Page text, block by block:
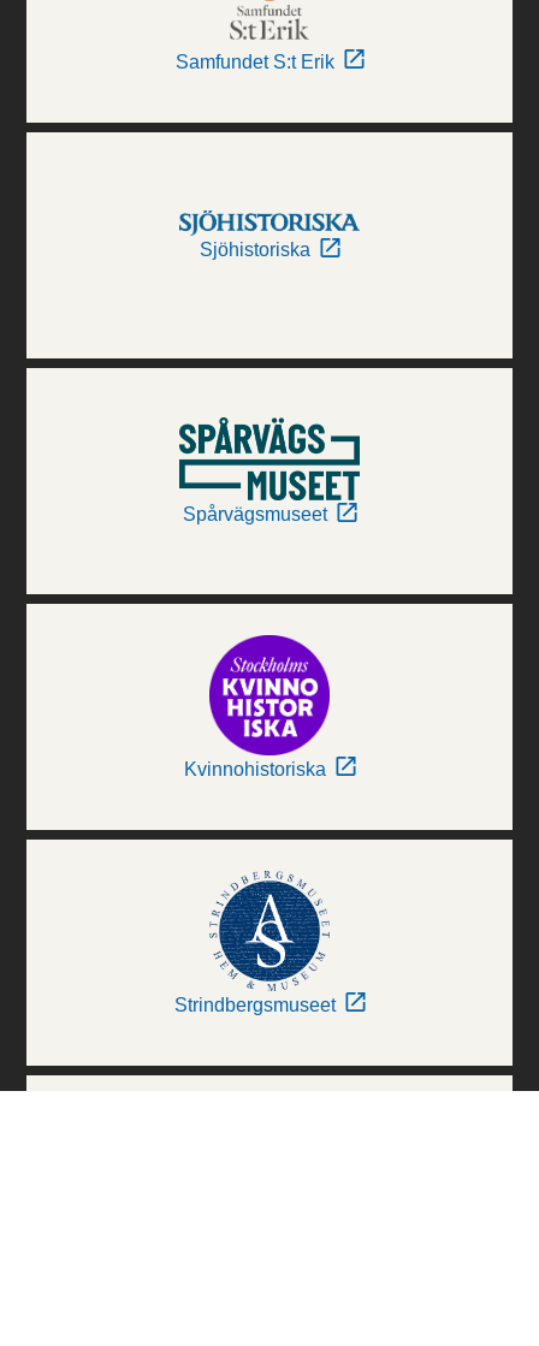
Samfundet S:t Erik
Sjöhistoriska
Spårvägsmuseet
Kvinnohistoriska
Strindbergsmuseet